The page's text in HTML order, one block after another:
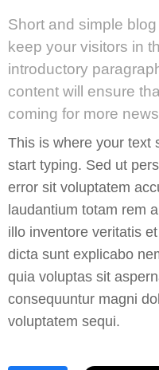
Short and simple
keep your visitors in
introductory
content will ensure
coming for more
This is where your text
start typing. Sed ut
error sit voluptatem
laudantium totam rem
illo inventore veritatis
dicta sunt explicabo
quia voluptas sit
consequuntur magni
voluptatem sequi.